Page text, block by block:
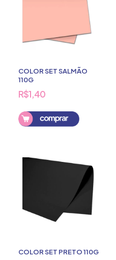
COLOR SET SALMÃO
110G
R$1,40
COLOR SET PRETO 110G